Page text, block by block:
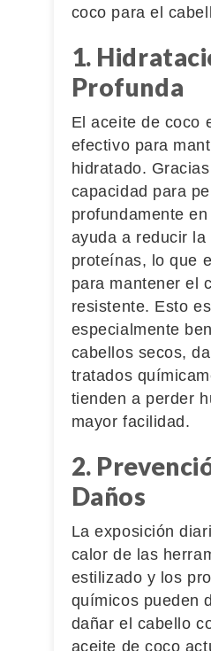
coco para el
1.
Profunda
El aceite de coco
efectivo para
hidratado.
capacidad para
profundamente
ayuda a reducir la
proteínas, lo que
para mantener el
resistente. Esto es
especialmente
cabellos secos,
tratados
tienden a perder
mayor facilidad.
2.
Daños
La exposición
calor de las
estilizado y los
químicos pueden
dañar el cabello
aceite de coco